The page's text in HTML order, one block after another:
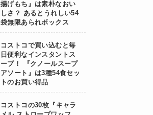
揚げもち』は素朴なおい
しさ？ あるとうれしい54
袋無限あられボックス
コストコで買い込むと毎
日便利なインスタントス
ープ！ 『クノールスープ
アソート』は3種54食セッ
トのお買い得品
コストコの30枚『キャラ